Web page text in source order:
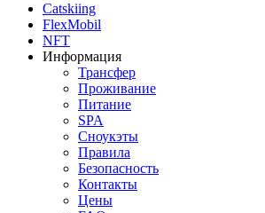
Catskiing
FlexMobil
NFT
Информация
Трансфер
Проживание
Питание
SPA
Сноукэты
Правила
Безопасность
Контакты
Цены